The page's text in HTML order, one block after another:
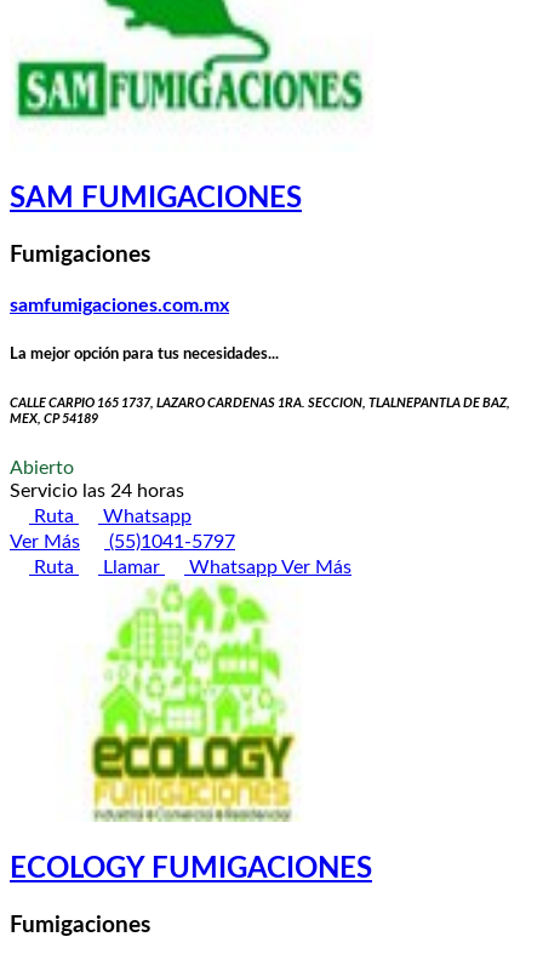
SAM FUMIGACIONES
Fumigaciones
samfumigaciones.com.mx
La mejor opción para tus necesidades...
CALLE CARPIO 165 1737, LAZARO CARDENAS 1RA. SECCION, TLALNEPANTLA DE BAZ,
MEX, CP 54189
Abierto
Servicio las 24 horas
Ruta
Whatsapp
Ver Más
(55)1041-5797
Ruta
Llamar WhatsappVer Más
ECOLOGY FUMIGACIONES
Fumigaciones